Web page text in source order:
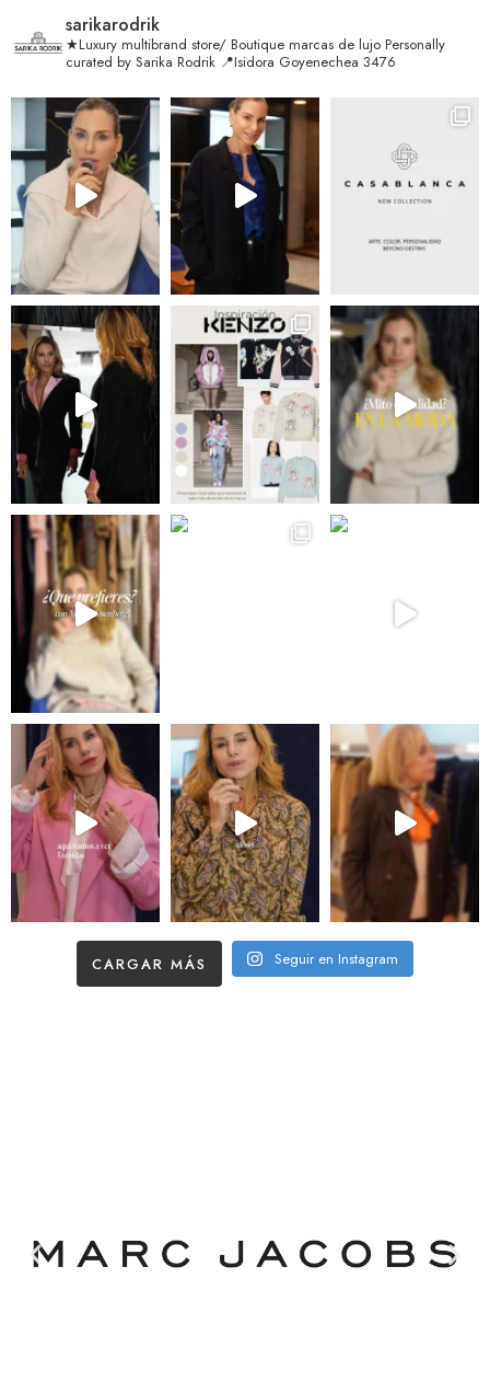
sarikarodrik
★Luxury multibrand store/ Boutique marcas de lujo Personally
curated by Sarika Rodrik 📍Isidora Goyenechea 3476
CARGAR MÁS Seguir en Instagram